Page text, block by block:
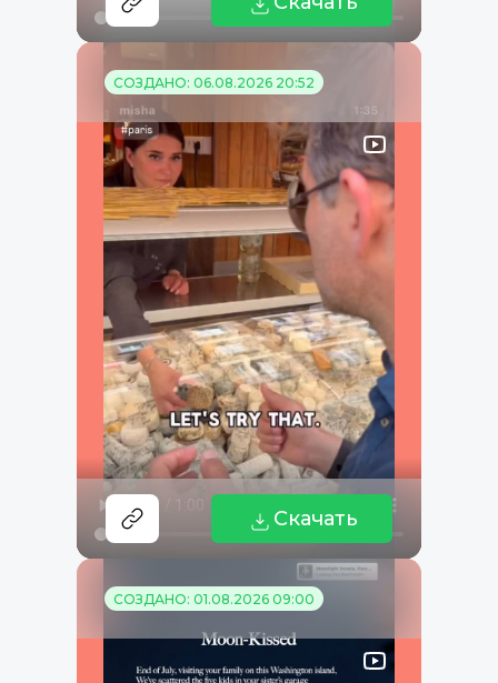
СОЗДАНО: 06.08.2026 20:52
Скачать
СОЗДАНО: 01.08.2026 09:00